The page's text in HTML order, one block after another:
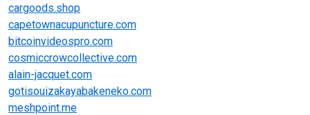
cargoods.shop
capetownacupuncture.com
bitcoinvideospro.com
cosmiccrowcollective.com
alain-jacquet.com
gotisouizakayabakeneko.com
meshpoint.me